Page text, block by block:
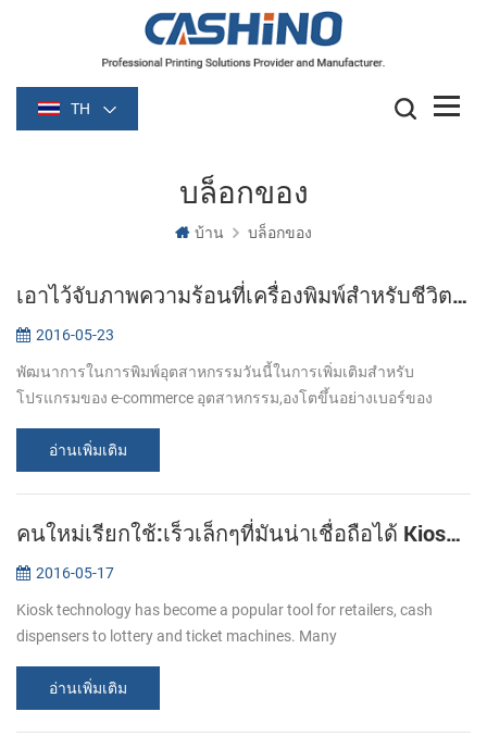
TH
บล็อกของ
บ้าน บล็อกของ
เอาไว้จับภาพความร้อนที่เครื่องพิมพ์สำหรับชีวิตที่ดีกว่า
2016-05-23
พัฒนาการในการพิมพ์อุตสาหกรรมวันนี้ในการเพิ่มเติมสำหรับ
โปรแกรมของ e-commerce อุตสาหกรรม,องโตขึ้นอย่างเบอร์ของ
เอามันผิดธรรมเนียมต่อศาเพื่อผ...
อ่านเพิ่มเติม
คนใหม่เรียกใช้:เร็วเล็กๆที่มันน่าเชื่อถือได้ Kiosk เครื่องพิมพ์ KP-220
2016-05-17
Kiosk technology has become a popular tool for retailers, cash
dispensers to lottery and ticket machines. Many
make their customers’ e...
อ่านเพิ่มเติม